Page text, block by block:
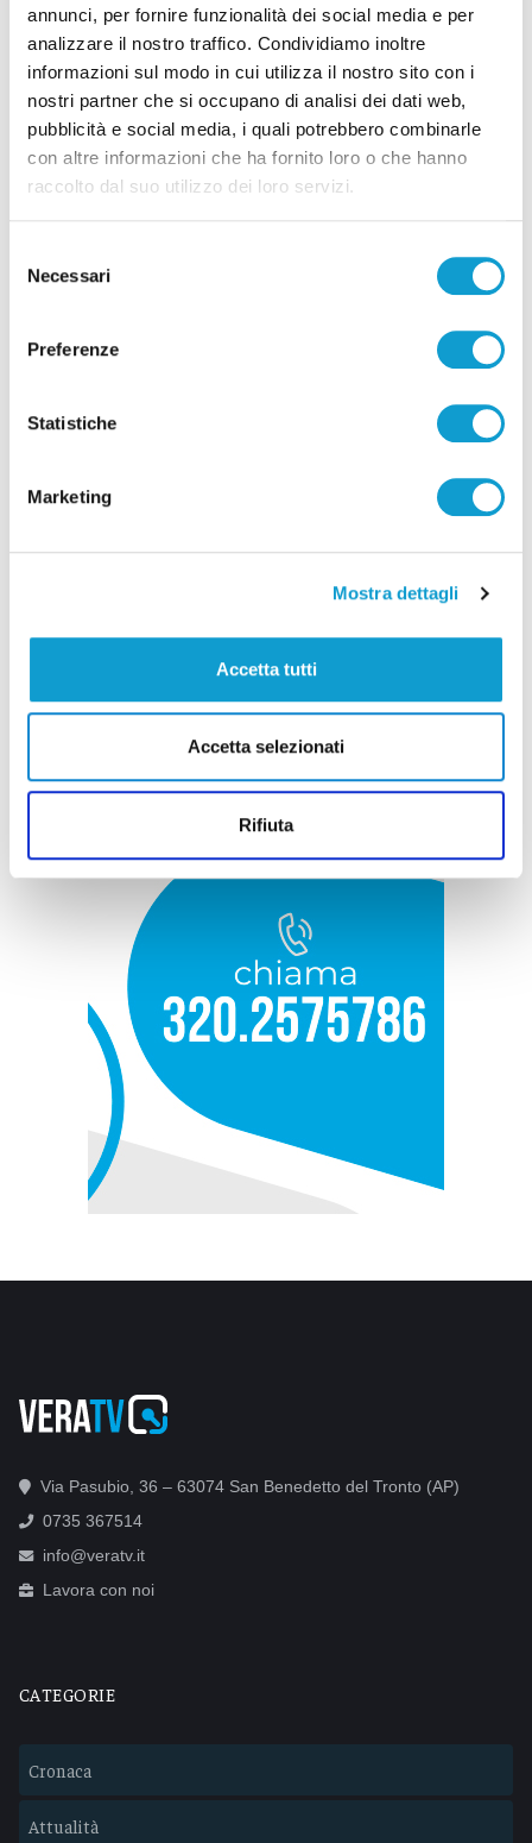
annunci, per fornire funzionalità dei social media e per
analizzare il nostro traffico. Condividiamo inoltre
informazioni sul modo in cui utilizza il nostro sito con i
nostri partner che si occupano di analisi dei dati web,
pubblicità e social media, i quali potrebbero combinarle
con altre informazioni che ha fornito loro o che hanno
raccolto dal suo utilizzo dei loro servizi.
delNecessari
Preferenze
Statistiche
Marketing
Mostra dettagli
Accetta tutti
Accetta selezionati
Rifiuta
Pubblicità
Via Pasubio, 36 – 63074 San Benedetto del Tronto (AP)
0735 367514
info@veratv.it
Lavora con noi
CATEGORIE
Cronaca
Attualità